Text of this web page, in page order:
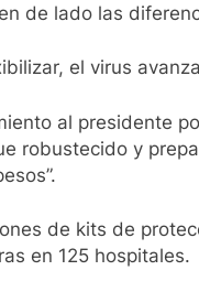
de lado las
el virus
al presidente
robustecido y
de kits de
en 125 hospitales.